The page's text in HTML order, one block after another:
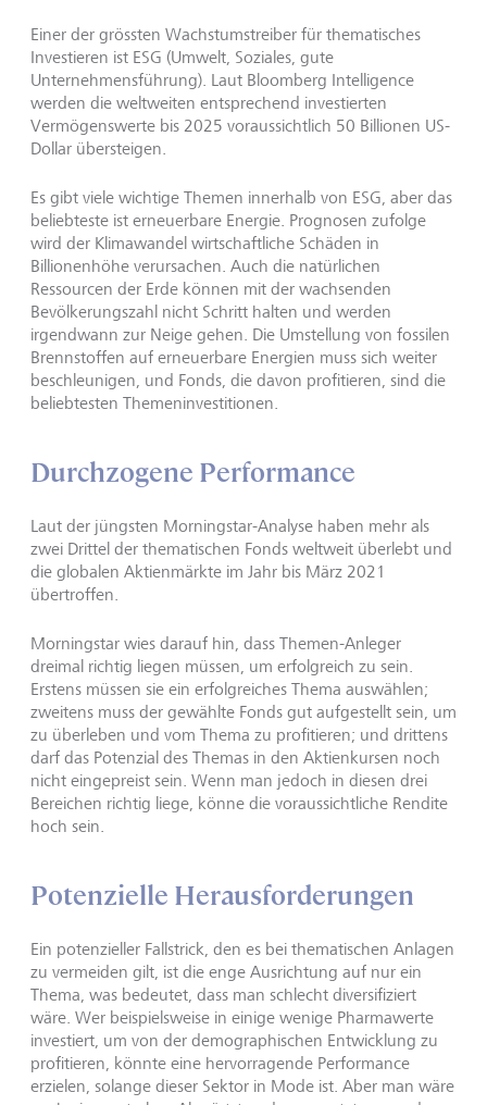
Einer der grössten Wachstumstreiber für thematisches
Investieren ist ESG (Umwelt, Soziales, gute
Unternehmensführung). Laut Bloomberg Intelligence
werden die weltweiten entsprechend investierten
Vermögenswerte bis 2025 voraussichtlich 50 Billionen US-
Dollar übersteigen.
Es gibt viele wichtige Themen innerhalb von ESG, aber das
beliebteste ist erneuerbare Energie. Prognosen zufolge
wird der Klimawandel wirtschaftliche Schäden in
Billionenhöhe verursachen. Auch die natürlichen
Ressourcen der Erde können mit der wachsenden
Bevölkerungszahl nicht Schritt halten und werden
irgendwann zur Neige gehen. Die Umstellung von fossilen
Brennstoffen auf erneuerbare Energien muss sich weiter
beschleunigen, und Fonds, die davon profitieren, sind die
beliebtesten Themeninvestitionen.
Durchzogene Performance
Laut der jüngsten Morningstar-Analyse haben mehr als
zwei Drittel der thematischen Fonds weltweit überlebt und
die globalen Aktienmärkte im Jahr bis März 2021
übertroffen.
Morningstar wies darauf hin, dass Themen-Anleger
dreimal richtig liegen müssen, um erfolgreich zu sein.
Erstens müssen sie ein erfolgreiches Thema auswählen;
zweitens muss der gewählte Fonds gut aufgestellt sein, um
zu überleben und vom Thema zu profitieren; und drittens
darf das Potenzial des Themas in den Aktienkursen noch
nicht eingepreist sein. Wenn man jedoch in diesen drei
Bereichen richtig liege, könne die voraussichtliche Rendite
hoch sein.
Potenzielle Herausforderungen
Ein potenzieller Fallstrick, den es bei thematischen Anlagen
zu vermeiden gilt, ist die enge Ausrichtung auf nur ein
Thema, was bedeutet, dass man schlecht diversifiziert
wäre. Wer beispielsweise in einige wenige Pharmawerte
investiert, um von der demographischen Entwicklung zu
profitieren, könnte eine hervorragende Performance
erzielen, solange dieser Sektor in Mode ist. Aber man wäre